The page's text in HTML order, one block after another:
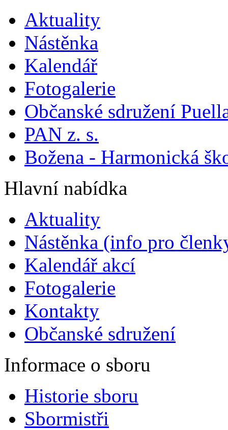
Aktuality
Nástěnka
Kalendář
Fotogalerie
Občanské sdružení
PAN z. s.
Božena - Harmonická
Hlavní nabídka
Aktuality
Nástěnka (info pro
Kalendář akcí
Fotogalerie
Kontakty
Občanské sdružení
Informace o sboru
Historie sboru
Sbormistři